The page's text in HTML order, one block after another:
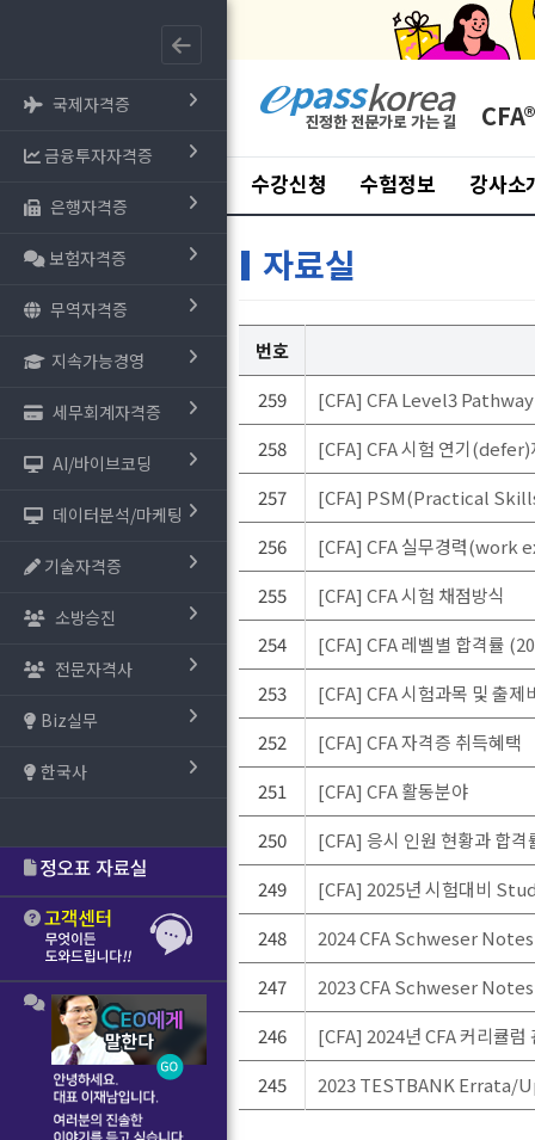
국제자격증
금융투자자격증
은행자격증
보험자격증
무역자격증
지속가능경영
세무회계자격증
AI/바이브코딩
데이터분석/마케팅
기술자격증
소방승진
전문자격사
Biz실무
한국사
CFA®
수강신청 수험정보 강사소
자료실
번호
259
[CFA] CFA Level3
258
[CFA] CFA 시험 연기
257
[CFA] PSM(Practical
256
[CFA] CFA 실무경력(work
255
[CFA] CFA 시험 채점방식
254
[CFA] CFA 레벨별 합격률
253
[CFA] CFA 시험과목 및 출제
252
[CFA] CFA 자격증 취득혜택
251
[CFA] CFA 활동분야
250
[CFA] 응시 인원 현황과 합
249
[CFA] 2025년 시험대비
248
2024 CFA Schweser Notes
247
2023 CFA Schweser Notes
246
[CFA] 2024년 CFA 커리큘럼
245
2023 TESTBANK Errata/